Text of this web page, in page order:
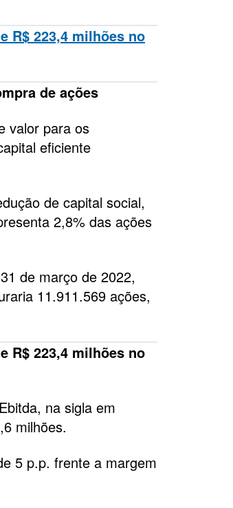
R$ 223,4 milhões no
de ações
valor para os
eficiente
de capital social,
2,8% das ações
de março de 2022,
11.911.569 ações,
R$ 223,4 milhões no
na sigla em
milhões.
5 p.p. frente a margem